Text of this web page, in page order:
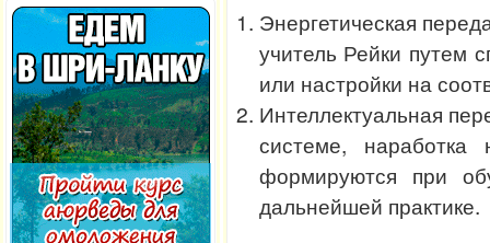
Энергетическая
учитель Рейки путем
или настройки на
Интеллектуальная
системе, наработка
формируются при
дальнейшей практике.